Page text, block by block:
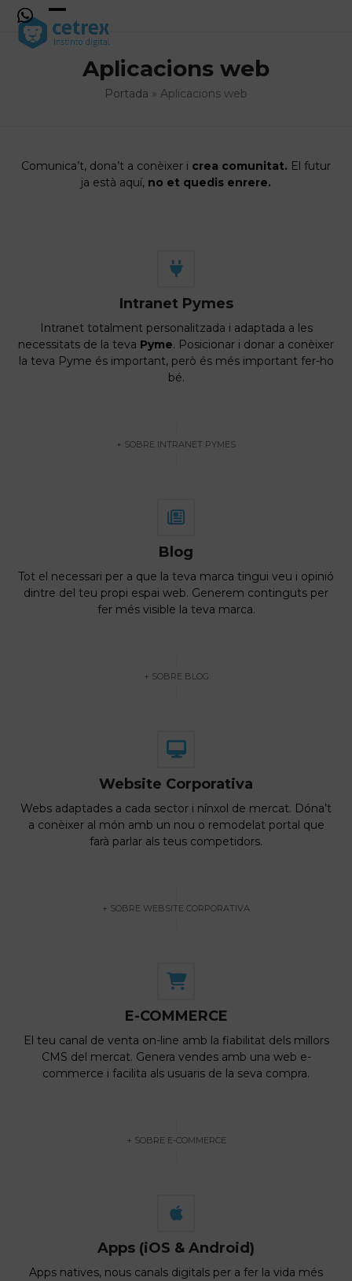
Skip
content
Open
mobile
menu
Close
mobile
menuAplicacions web
Portada » Aplicacions web
Comunica’t, dona’t a conèixer i crea comunitat. El futur
ja està aquí, no et quedis enrere.
Intranet Pymes
Intranet totalment personalitzada i adaptada a les
necessitats de la teva Pyme. Posicionar i donar a conèixer
la teva Pyme és important, però és més important fer-ho
bé.
+ SOBRE INTRANET PYMES
Blog
Tot el necessari per a que la teva marca tingui veu i opinió
dintre del teu propi espai web. Generem continguts per
fer més visible la teva marca.
+ SOBRE BLOG
Website Corporativa
Webs adaptades a cada sector i nínxol de mercat. Dóna’t
a conèixer al món amb un nou o remodelat portal que
farà parlar als teus competidors.
+ SOBRE WEBSITE CORPORATIVA
E-COMMERCE
El teu canal de venta on-line amb la fiabilitat dels millors
CMS del mercat. Genera vendes amb una web e-
commerce i facilita als usuaris de la seva compra.
+ SOBRE E-COMMERCE
Apps (iOS & Android)
Apps natives, nous canals digitals per a fer la vida més